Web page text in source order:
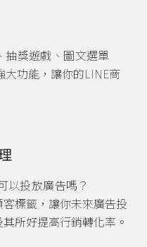
抽獎遊戲、圖文選單
大功能，讓你的LINE商
以投放廣告嗎？
標籤，讓你未來廣告投
所好提高行銷轉化率。